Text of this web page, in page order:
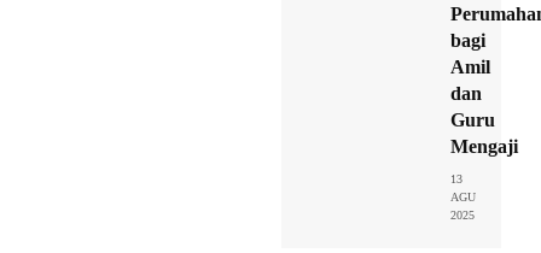
bagi
Amil
dan
Guru
Mengaji
13
AGU
2025